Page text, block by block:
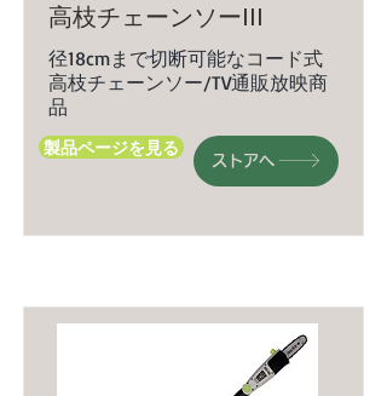
高枝チェーンソーIII
径18cmまで切断可能なコード式
高枝チェーンソー/TV通販放映商
品
製品ページを見る
ストアへ